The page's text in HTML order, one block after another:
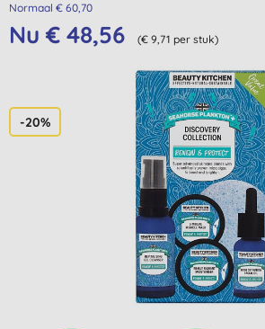
Normaal € 60,70
Nu € 48,56 (€ 9,71 per stuk)
-20%